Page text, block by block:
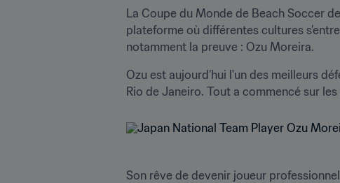
La Coupe du Monde de Beach Soccer
plateforme où différentes cultures
notamment la preuve : Ozu Moreira.
Ozu est aujourd’hui l'un des meilleurs
Rio de Janeiro. Tout a commencé sur
Son rêve de devenir joueur